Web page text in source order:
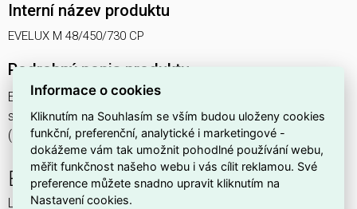
Interní název produktu
EVELUX M 48/450/730 CP
Podrobný popis produktu
EVELUX M 48/450/730 CP 77W IP66
svítidlo pouliční s modulem LED, spektrum 730A3, optika CP
(Central Parking TYPE I)
EVELUX
LED svítidlo pro osvětlení komunikací.
Informace o cookies
Kliknutím na Souhlasím se vším budou uloženy cookies
funkční, preferenční, analytické i marketingové -
dokážeme vám tak umožnit pohodlné používání webu,
měřit funkčnost našeho webu i vás cílit reklamou. Své
preference můžete snadno upravit kliknutím na
Nastavení cookies.